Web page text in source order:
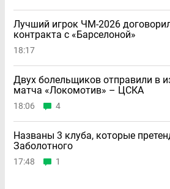
Лучший игрок ЧМ-2026
контракта с «Барселоной»
18:17
Двух болельщиков отправили в
матча «Локомотив» – ЦСКА
18:06 4
Названы 3 клуба, которые
Заболотного
17:48 1